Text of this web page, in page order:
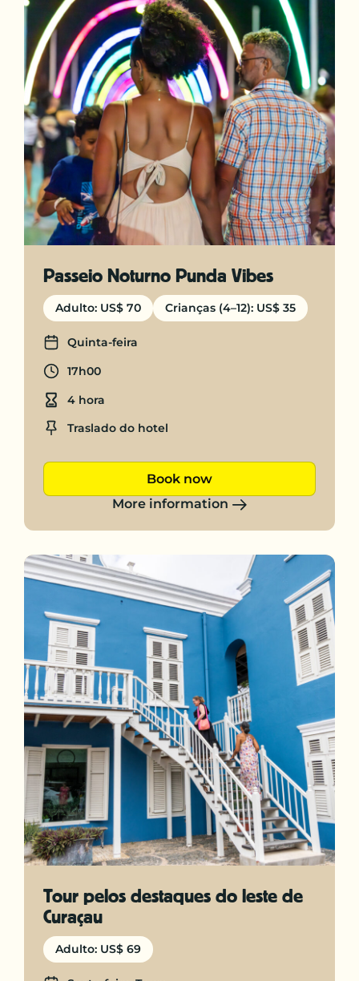
Passeio Noturno Punda Vibes
Adulto: US$ 70 Crianças (4–12): US$ 35
Days
Quinta-feira
Departure time
17h00
Duration
4 hora
Location
Traslado do hotel
Book now
More information
Tour pelos destaques do leste de
Curaçau
Adulto: US$ 69